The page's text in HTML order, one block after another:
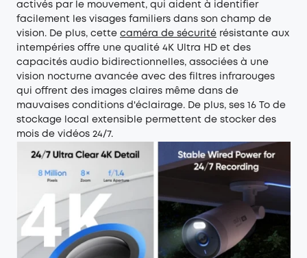
activés par le mouvement, qui aident à identifier
facilement les visages familiers dans son champ de
vision. De plus, cette caméra de sécurité résistante aux
intempéries offre une qualité 4K Ultra HD et des
capacités audio bidirectionnelles, associées à une
vision nocturne avancée avec des filtres infrarouges
qui offrent des images claires même dans de
mauvaises conditions d'éclairage. De plus, ses 16 To de
stockage local extensible permettent de stocker des
mois de vidéos 24/7.